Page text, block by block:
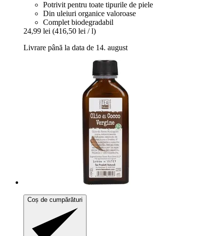
Potrivit pentru toate tipurile de piele
Din uleiuri organice valoroase
Complet biodegradabil
24,99 lei (416,50 lei / l)
Livrare până la data de 14. august
Coș de cumpărături